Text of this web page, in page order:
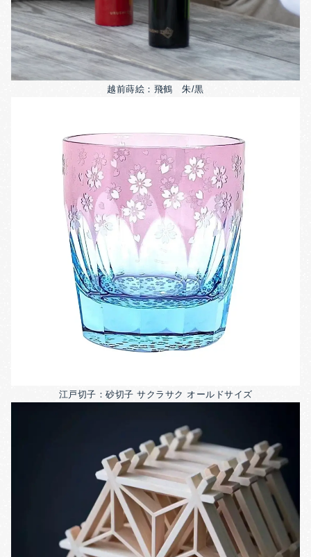
越前蒔絵：飛鶴 朱/黒
江戸切子：砂切子 サクラサク オールドサイズ